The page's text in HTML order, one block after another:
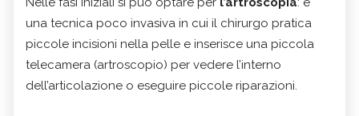
una tecnica poco invasiva in cui il chirurgo pratica
piccole incisioni nella pelle e inserisce una piccola
telecamera (artroscopio) per vedere l’interno
dell’articolazione o eseguire piccole riparazioni.